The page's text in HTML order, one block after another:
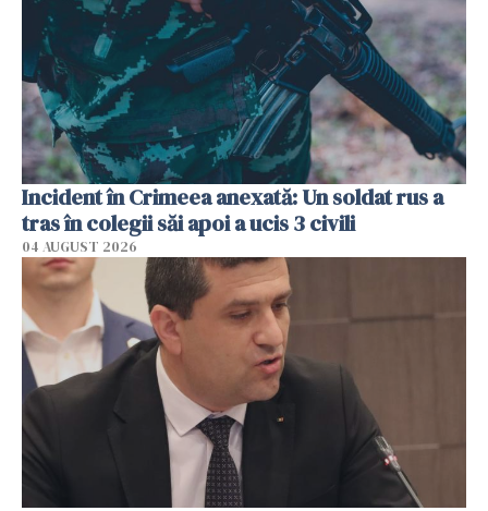
Incident în Crimeea anexată: Un soldat rus a
tras în colegii săi apoi a ucis 3 civili
04 AUGUST 2026